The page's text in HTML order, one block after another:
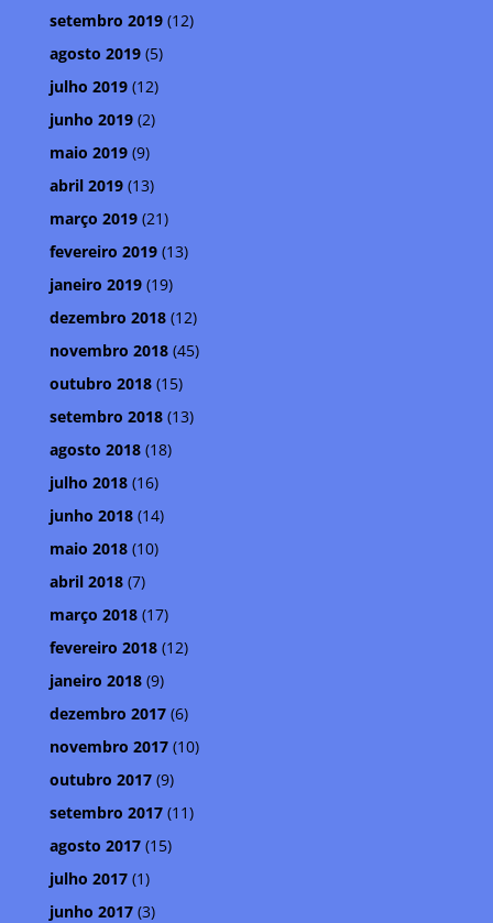
setembro 2019(12)
agosto 2019(5)
julho 2019(12)
junho 2019(2)
maio 2019(9)
abril 2019(13)
março 2019(21)
fevereiro 2019(13)
janeiro 2019(19)
dezembro 2018(12)
novembro 2018(45)
outubro 2018(15)
setembro 2018(13)
agosto 2018(18)
julho 2018(16)
junho 2018(14)
maio 2018(10)
abril 2018(7)
março 2018(17)
fevereiro 2018(12)
janeiro 2018(9)
dezembro 2017(6)
novembro 2017(10)
outubro 2017(9)
setembro 2017(11)
agosto 2017(15)
julho 2017(1)
junho 2017(3)